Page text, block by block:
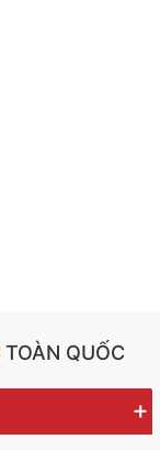
TOÀN QUỐC